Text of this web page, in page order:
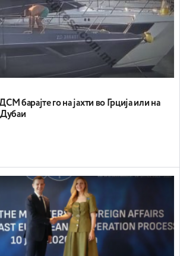
барајте го на јахти во Грција или на
Дубаи